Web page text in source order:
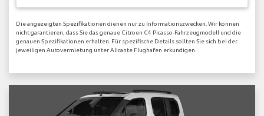
Die angezeigten Spezifikationen dienen nur zu Informationszwecken. Wir können
nicht garantieren, dass Sie das genaue Citroen C4 Picasso-Fahrzeugmodell und die
genauen Spezifikationen erhalten. Für spezifische Details sollten Sie sich bei der
jeweiligen Autovermietung unter Alicante Flughafen erkundigen.